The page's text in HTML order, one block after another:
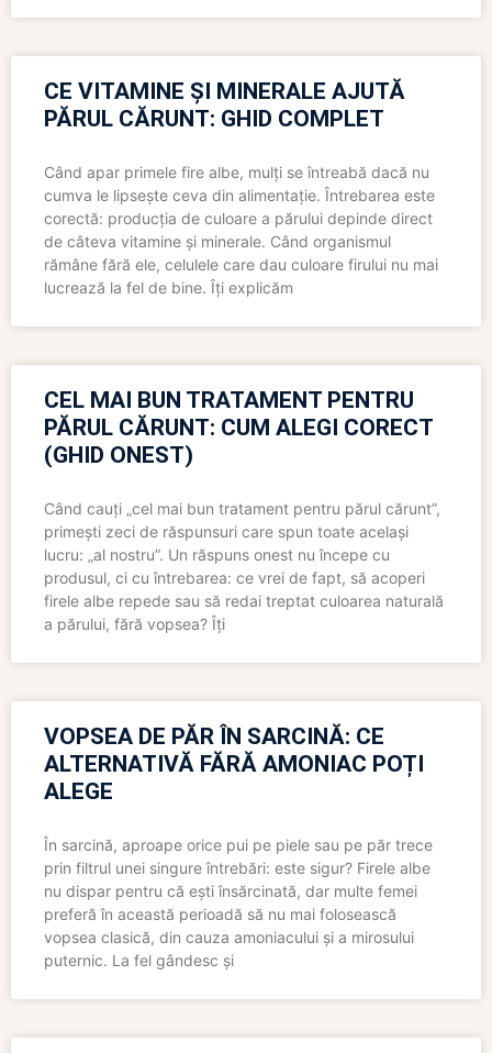
CE VITAMINE ȘI MINERALE AJUTĂ
PĂRUL CĂRUNT: GHID COMPLET
Când apar primele fire albe, mulți se întreabă dacă nu
cumva le lipsește ceva din alimentație. Întrebarea este
corectă: producția de culoare a părului depinde direct
de câteva vitamine și minerale. Când organismul
rămâne fără ele, celulele care dau culoare firului nu mai
lucrează la fel de bine. Îți explicăm
CEL MAI BUN TRATAMENT PENTRU
PĂRUL CĂRUNT: CUM ALEGI CORECT
(GHID ONEST)
Când cauți „cel mai bun tratament pentru părul cărunt”,
primești zeci de răspunsuri care spun toate același
lucru: „al nostru”. Un răspuns onest nu începe cu
produsul, ci cu întrebarea: ce vrei de fapt, să acoperi
firele albe repede sau să redai treptat culoarea naturală
a părului, fără vopsea? Îți
VOPSEA DE PĂR ÎN SARCINĂ: CE
ALTERNATIVĂ FĂRĂ AMONIAC POȚI
ALEGE
În sarcină, aproape orice pui pe piele sau pe păr trece
prin filtrul unei singure întrebări: este sigur? Firele albe
nu dispar pentru că ești însărcinată, dar multe femei
preferă în această perioadă să nu mai folosească
vopsea clasică, din cauza amoniacului și a mirosului
puternic. La fel gândesc și